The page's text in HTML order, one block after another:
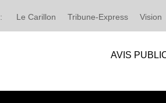
Le Carillon Tribune-Express Vision
AVIS